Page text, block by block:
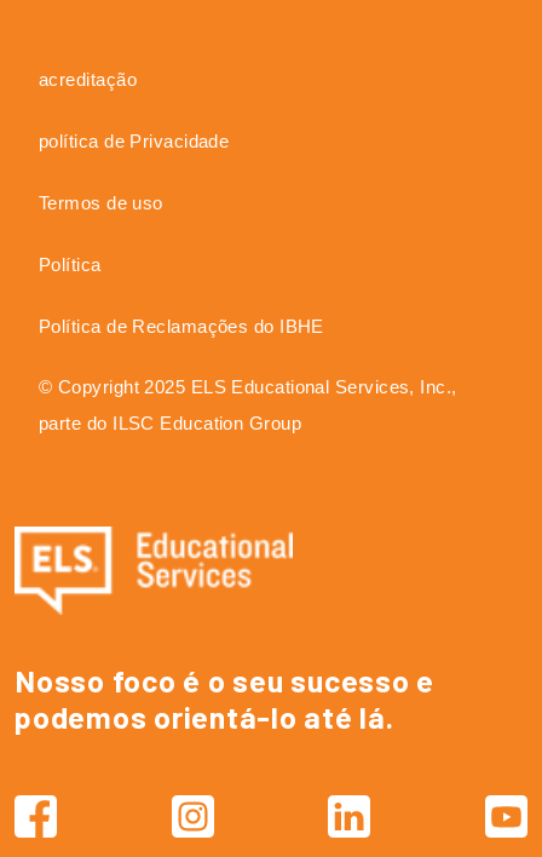
Nosso foco é o seu sucesso e
podemos orientá-lo até lá.
acreditação
política de Privacidade
Termos de uso
Política
Política de Reclamações do IBHE
© Copyright 2025 ELS Educational Services, Inc.,
parte do ILSC Education Group